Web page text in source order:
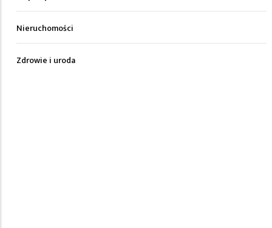
Nieruchomości
Zdrowie i uroda